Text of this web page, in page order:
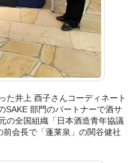
井上 酉子さんコーディネート
SAKE 部門のパートナーで酒サ
の全国組織「日本酒造青年協議
前会長で「蓬莱泉」の関谷健社